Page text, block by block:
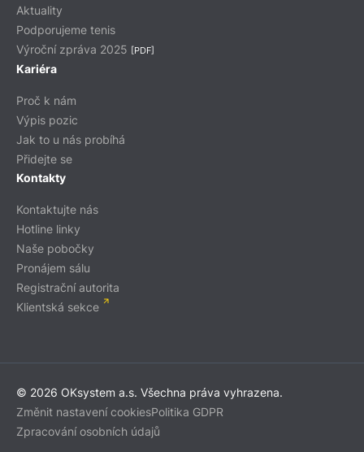
Aktuality
Podporujeme tenis
Výroční zpráva 2025 [PDF]
Kariéra
Proč k nám
Výpis pozic
Jak to u nás probíhá
Přidejte se
Kontakty
Kontaktujte nás
Hotline linky
Naše pobočky
Pronájem sálu
Registrační autorita
Klientská sekce
© 2026 OKsystem a.s. Všechna práva vyhrazena.
Změnit nastavení cookiesPolitika GDPR
Zpracování osobních údajů